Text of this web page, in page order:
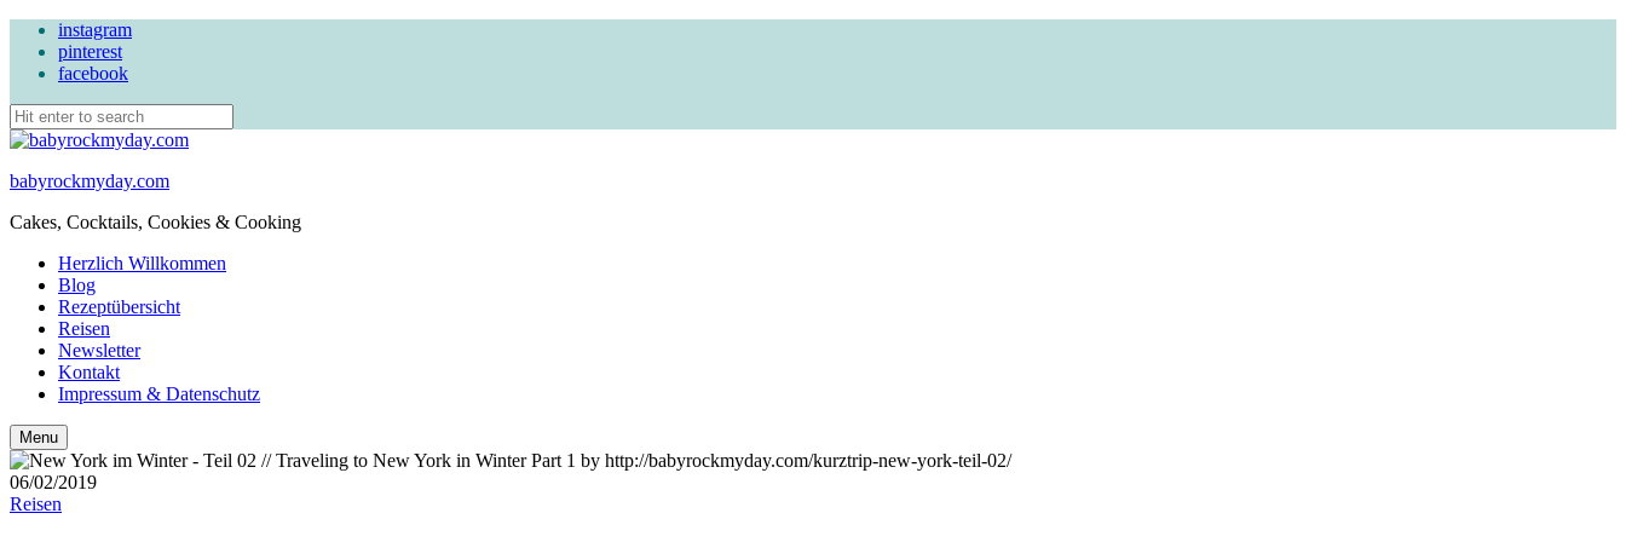
instagram
pinterest
facebook
babyrockmyday.com
Cakes, Cocktails, Cookies & Cooking
Herzlich Willkommen
Blog
Rezeptübersicht
Reisen
Newsletter
Kontakt
Impressum & Datenschutz
Search
Menu
06/02/2019
Reisen